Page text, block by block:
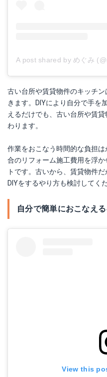
A post shared by めぐみ
古い台所や賃貸物件のキッチ
きます。DIYにより自分で手を
えるだけでも、古い台所や賃
わります。
作業をおこなう時間的な負担
合のリフォーム施工費用を浮
トです。古いから、賃貸物件
DIYをするやり方も検討してく
自分で簡単におこなえ
View this